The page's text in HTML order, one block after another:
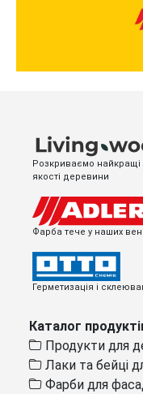
Розкриваємо найкращі
якості деревини
Фарба тече у наших
Герметизація і
Каталог
Продукти для
Лаки та бейці
Фарби для